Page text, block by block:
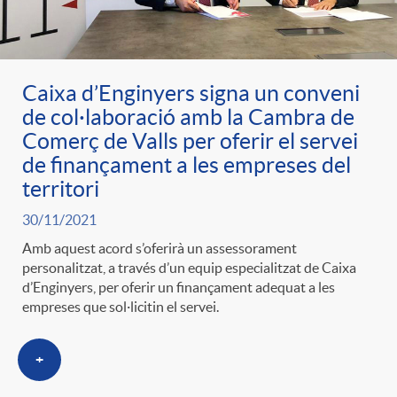
r
a
S
a
l
a
ó
p
e
r
c
a
t
t
e
n
i
d
o
A
l
i
c
a
d
o
r
Caixa d’Enginyers signa un conveni
de col·laboració amb la Cambra de
Comerç de Valls per oferir el servei
de finançament a les empreses del
territori
30/11/2021
Amb aquest acord s’oferirà un assessorament
personalitzat, a través d’un equip especialitzat de Caixa
d’Enginyers, per oferir un finançament adequat a les
empreses que sol·licitin el servei.
+